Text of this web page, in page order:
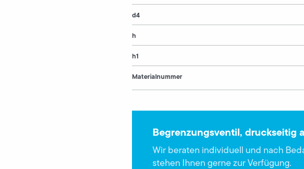
d4
h
h1
Materialnummer
Begrenzungsventil, druckseitig
Wir beraten individuell und nach
stehen Ihnen gerne zur Verfügung.